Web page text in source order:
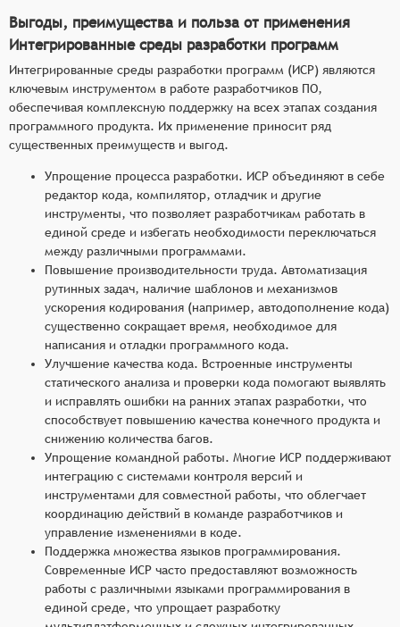
Выгоды, преимущества и польза от применения
Интегрированные среды разработки программ
Интегрированные среды разработки программ (ИСР) являются
ключевым инструментом в работе разработчиков ПО,
обеспечивая комплексную поддержку на всех этапах создания
программного продукта. Их применение приносит ряд
существенных преимуществ и выгод.
Упрощение процесса разработки. ИСР объединяют в себе
редактор кода, компилятор, отладчик и другие
инструменты, что позволяет разработчикам работать в
единой среде и избегать необходимости переключаться
между различными программами.
Повышение производительности труда. Автоматизация
рутинных задач, наличие шаблонов и механизмов
ускорения кодирования (например, автодополнение кода)
существенно сокращает время, необходимое для
написания и отладки программного кода.
Улучшение качества кода. Встроенные инструменты
статического анализа и проверки кода помогают выявлять
и исправлять ошибки на ранних этапах разработки, что
способствует повышению качества конечного продукта и
снижению количества багов.
Упрощение командной работы. Многие ИСР поддерживают
интеграцию с системами контроля версий и
инструментами для совместной работы, что облегчает
координацию действий в команде разработчиков и
управление изменениями в коде.
Поддержка множества языков программирования.
Современные ИСР часто предоставляют возможность
работы с различными языками программирования в
единой среде, что упрощает разработку